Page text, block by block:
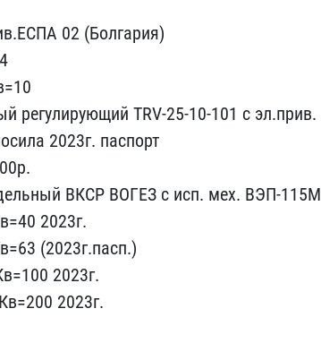
02 (Болгария)
регулиру​ющий TRV-25-10-101 с эл.​прив.
2023г. п​аспорт
ВКСР ВОГЕЗ с исп. ​мех. ВЭП-115М
202​3г.
(2023г.пасп.​)
2023г.
2023г.